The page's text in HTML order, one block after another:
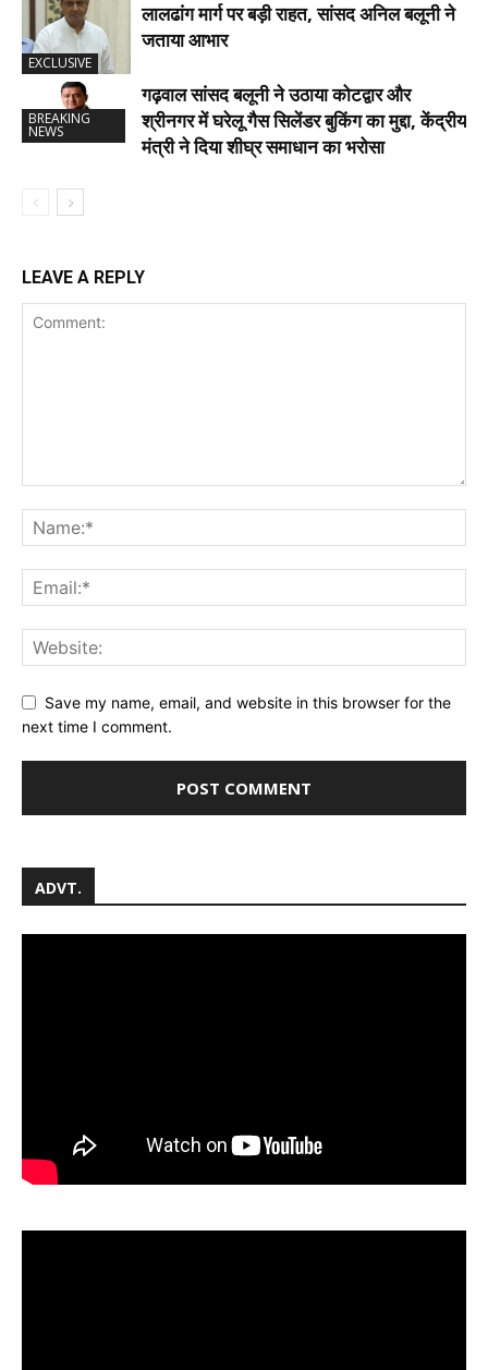
EXCLUSIVE
लालढांग मार्ग पर बड़ी राहत, सांसद अनिल बलूनी ने
जताया आभार
BREAKING
NEWS
गढ़वाल सांसद बलूनी ने उठाया कोटद्वार और
श्रीनगर में घरेलू गैस सिलेंडर बुकिंग का मुद्दा, केंद्रीय
मंत्री ने दिया शीघ्र समाधान का भरोसा
LEAVE A REPLY
Save my name, email, and website in this browser for the
next time I comment.
ADVT.